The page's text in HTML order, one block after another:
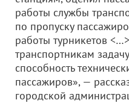
работы службы
по пропуску
работы турникетов
транспортникам
способность
пассажиров», —
городской